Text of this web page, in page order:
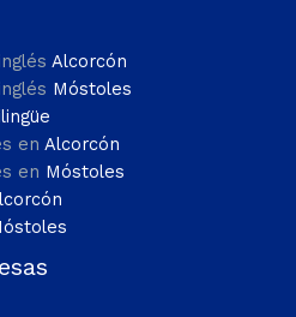
Alcorcón
Móstoles
en Alcorcón
en Móstoles